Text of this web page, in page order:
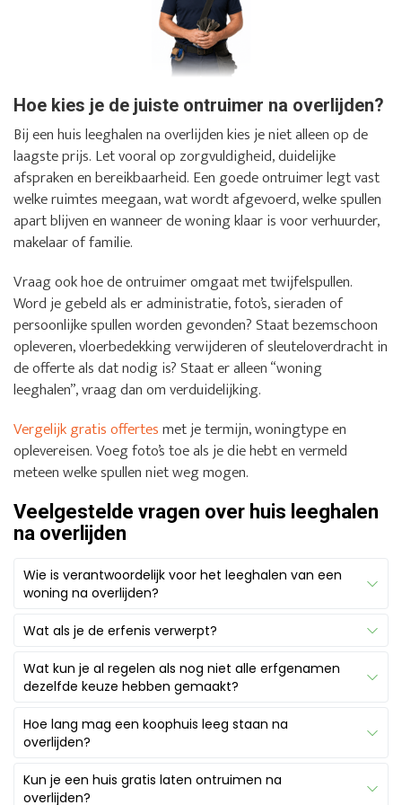
Hoe kies je de juiste ontruimer na overlijden?
Bij een huis leeghalen na overlijden kies je niet alleen op de
laagste prijs. Let vooral op zorgvuldigheid, duidelijke
afspraken en bereikbaarheid. Een goede ontruimer legt vast
welke ruimtes meegaan, wat wordt afgevoerd, welke spullen
apart blijven en wanneer de woning klaar is voor verhuurder,
makelaar of familie.
Vraag ook hoe de ontruimer omgaat met twijfelspullen.
Word je gebeld als er administratie, foto’s, sieraden of
persoonlijke spullen worden gevonden? Staat bezemschoon
opleveren, vloerbedekking verwijderen of sleuteloverdracht in
de offerte als dat nodig is? Staat er alleen “woning
leeghalen”, vraag dan om verduidelijking.
Vergelijk gratis offertesmet je termijn, woningtype en
oplevereisen. Voeg foto’s toe als je die hebt en vermeld
meteen welke spullen niet weg mogen.
Veelgestelde vragen over huis leeghalen
na overlijden
Wie is verantwoordelijk voor het leeghalen van een
woning na overlijden?
Meestal zijn de erfgenamen verantwoordelijk voor het
executeur aangesteld, dan regelt die vaak de praktische
afhandeling en geeft die toestemming voor offertes en
nalatenschap, maar doet het fysieke werk niet.
Dat betekent niet dat één familielid alles zelf moet
doen. Je mag een ontruimer inschakelen, zolang
duidelijk is wie namens de erfgenamen akkoord geeft
Wat als je de erfenis verwerpt?
Als je een erfenis verwerpt, doe je afstand van de
nalatenschap. Je bent dan meestal niet degene die
wegdoen van spullen uit de woning. Die
verantwoordelijkheid ligt bij erfgenamen die de erfenis
aangesteld.
Wat kun je al regelen als nog niet alle erfgenamen
dezelfde keuze hebben gemaakt?
Vaak al wel: foto’s maken, administratie apart zetten en
offertes vergelijken. Ook een ontruiming inplannen kan,
apart blijven. Verdelen, verkopen of weggooien van
spullen uit de erfenis wacht je beter af tot iedereen het
Hoe lang mag een koophuis leeg staan na
overlijden?
Een koophuis mag in principe leeg staan zolang
erfgenamen dat nodig vinden. Hypotheek, verzekering,
Kun je een huis gratis laten ontruimen na
overlijden?